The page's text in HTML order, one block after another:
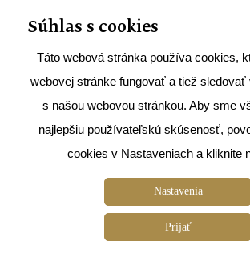
Súhlas s cookies
Táto webová stránka používa cookies,
webovej stránke fungovať a tiež sledovať
s našou webovou stránkou. Aby sme
najlepšiu používateľskú skúsenosť,
cookies v Nastaveniach a kliknite
Nastavenia
Prijať
BURGER KING
ECCO SHOES
ENDORPHIN REPUBLIC
ERRORE
2. NP, predajňa 186
mapa
Po – Pi
So – Ne